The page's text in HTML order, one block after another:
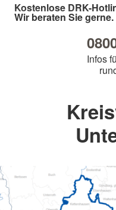
Kostenlose DRK-
Wir beraten Sie gerne.
Infos